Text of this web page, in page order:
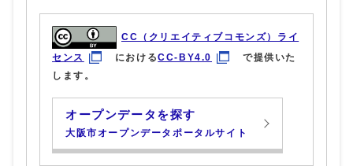
CC（クリエイティブコモンズ）ライ
センス
におけるCC-BY4.0
で提供いた
します。
オープンデータを探す
大阪市オープンデータポータルサイト